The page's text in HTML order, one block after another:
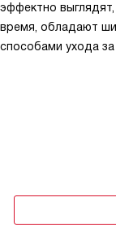
эффектно
время, обладают
способами ухода